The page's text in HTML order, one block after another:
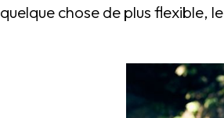
quelque chose de plus flexible, le